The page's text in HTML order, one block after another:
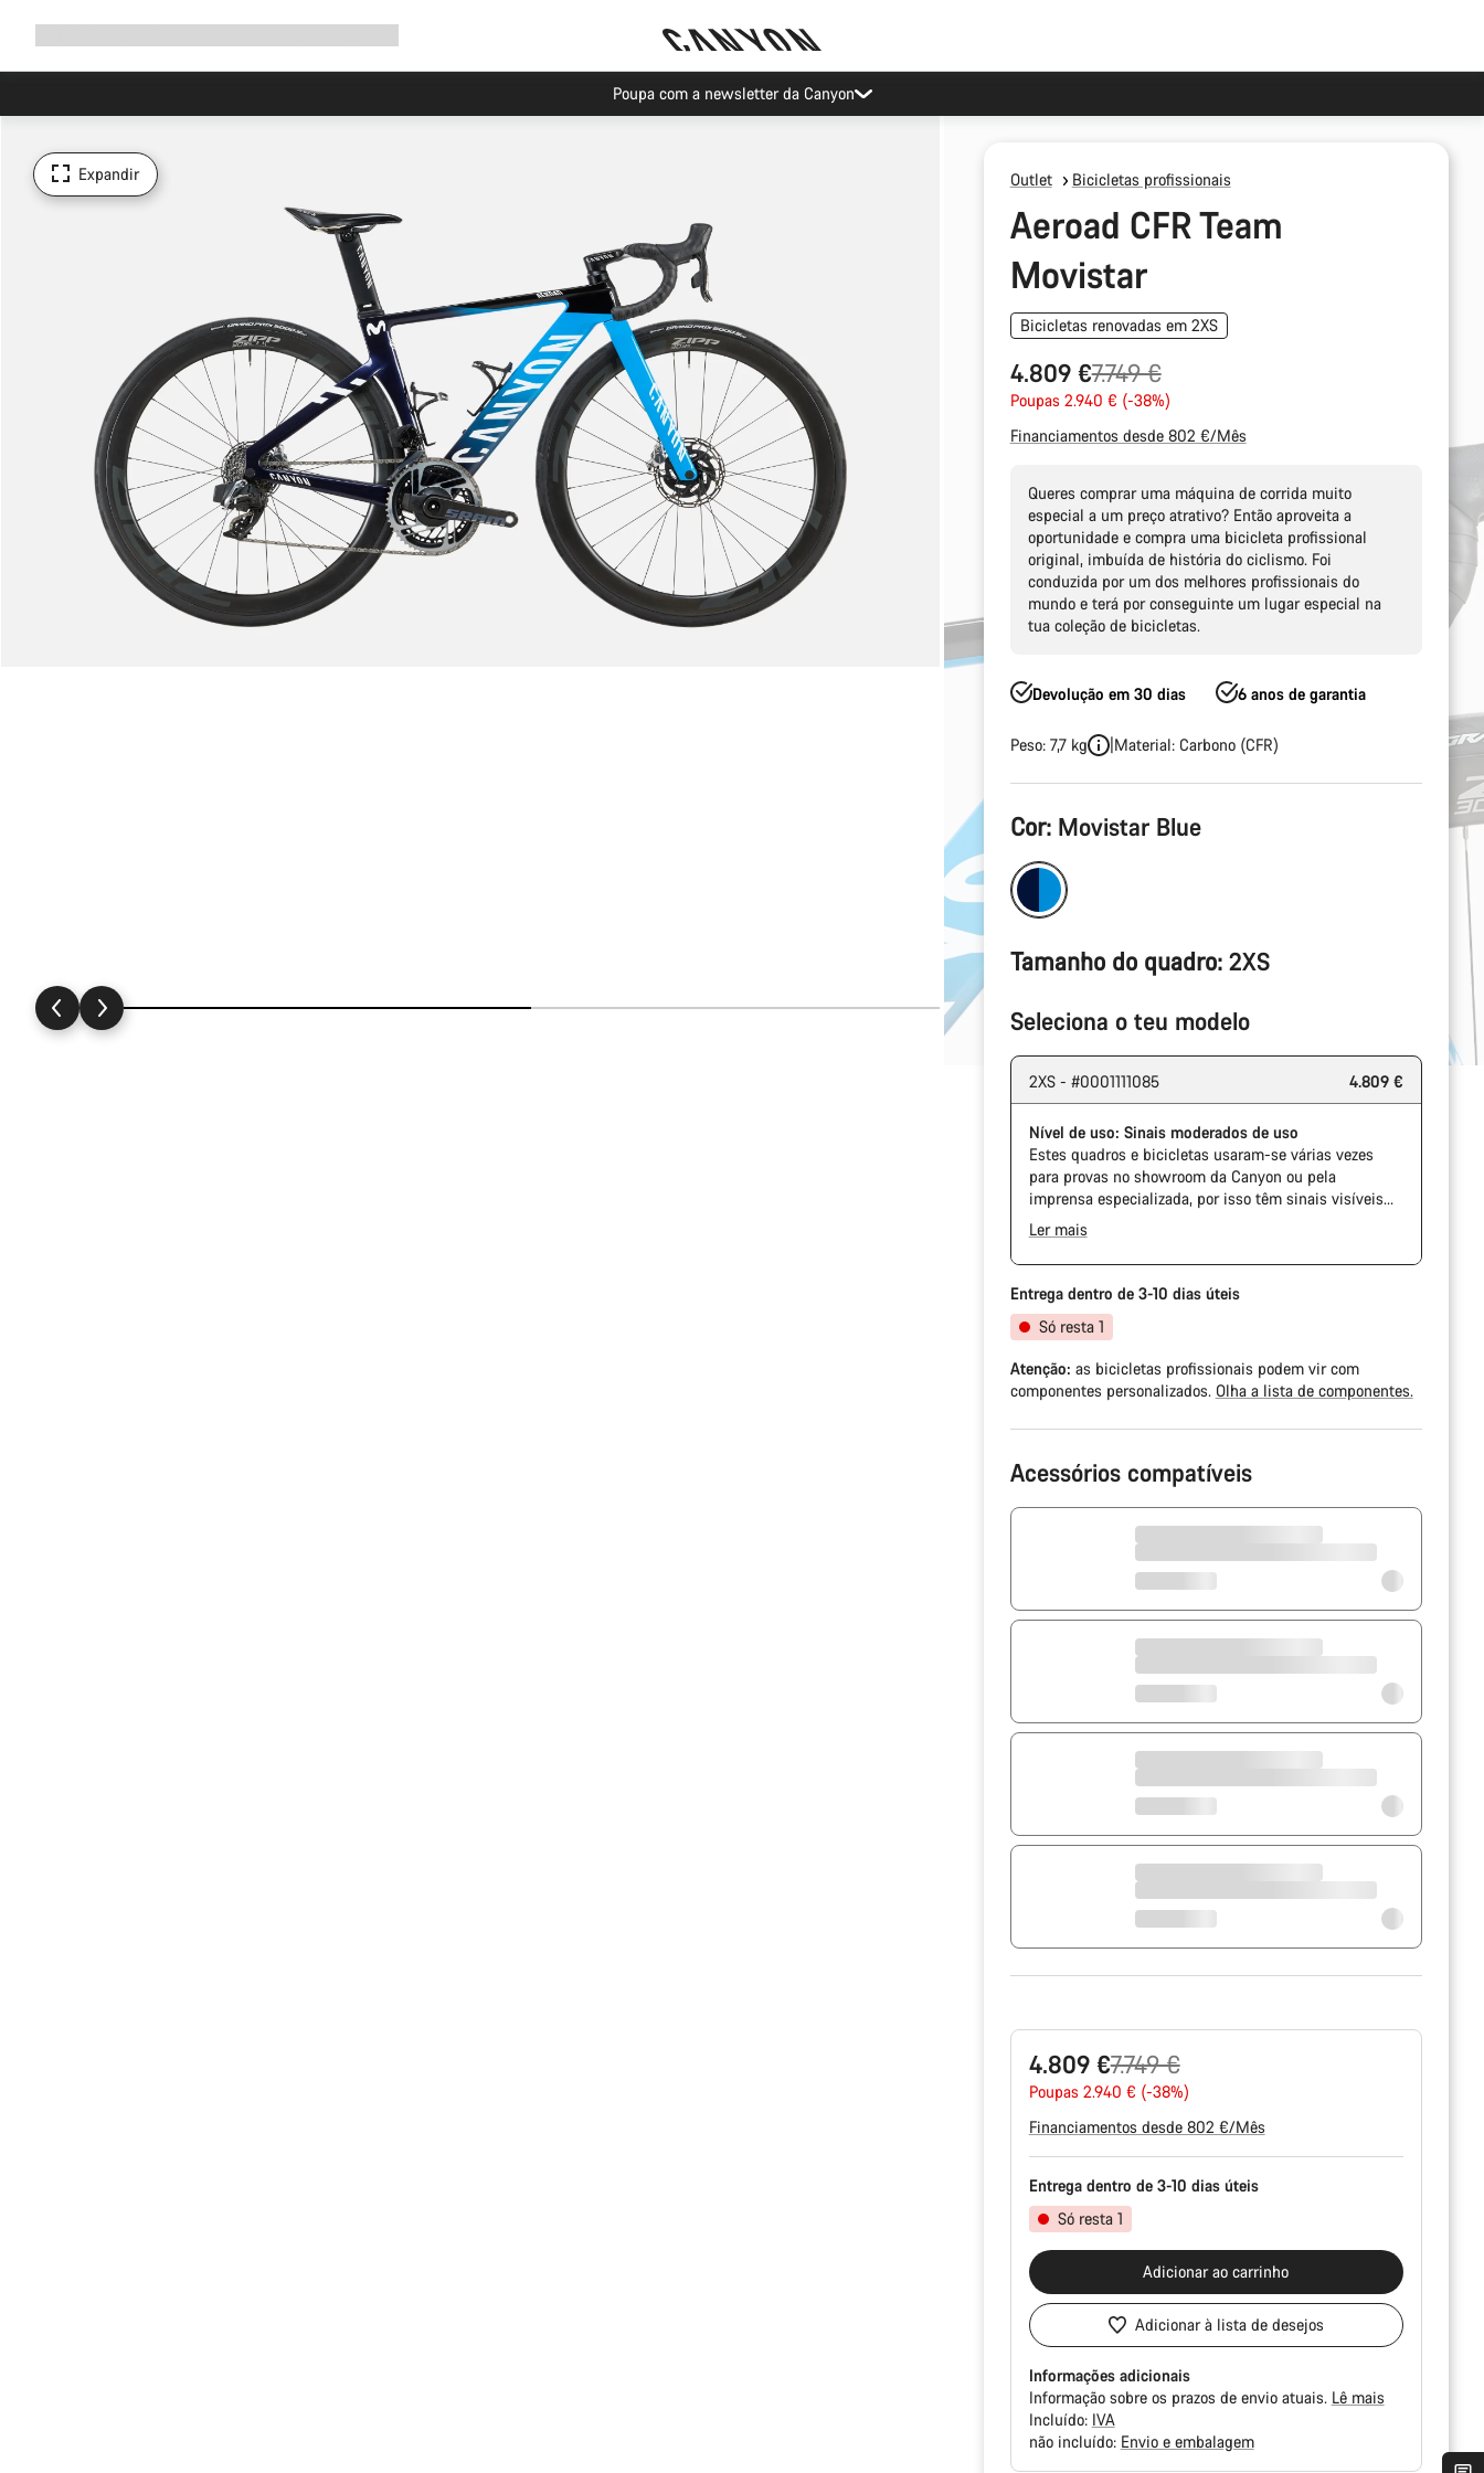
navegação
Poupa com a newsletter da Canyon
Expandir Outlet Bicicletas profissionais
Aeroad CFR Team
Movistar
Bicicletas renovadas em 2XS
4.809 €
Preço
Original
7.749 €
Poupas 2.940 € (-38%)
Financiamentos desde 802 €/Mês
Queres comprar uma máquina de corrida muito
especial a um preço atrativo? Então aproveita a
oportunidade e compra uma bicicleta profissional
original, imbuída de história do ciclismo. Foi
conduzida por um dos melhores profissionais do
mundo e terá por conseguinte um lugar especial na
tua coleção de bicicletas.
Devolução em 30 dias 6 anos de garantia
Peso: 7,7 kg Material: Carbono (CFR)
Configuração
do
produto
Cor: Movistar Blue
Tamanho do quadro: 2XS
Seleciona o teu modelo
2XS - #0001111085 4.809 €
Nível de uso: Sinais moderados de uso
Estes quadros e bicicletas usaram-se várias vezes
para provas no showroom da Canyon ou pela
imprensa especializada, por isso têm sinais visíveis
de uso na corrente e na cassete. Além disso, é
possível que o quadro e outros componentes tenham
alguma marca, danificações na pintura ou
imperfeições na cor. Em qualquer modo, todas as suas
peças funcionam perfeitamente.
Ler mais
Entrega dentro de 3-10 dias úteis
Só resta 1
Atenção: as bicicletas profissionais podem vir com
componentes personalizados. Olha a lista de componentes.
Acessórios compatíveis
4.809 €
Preço
Original
7.749 €
Poupas 2.940 € (-38%)
Financiamentos desde 802 €/Mês
Entrega dentro de 3-10 dias úteis
Só resta 1
Adicionar ao carrinho
Adicionar à lista de desejos
Informações adicionais
Informação sobre os prazos de envio atuais. Lê mais
Incluído: IVA
não incluído: Envio e embalagem